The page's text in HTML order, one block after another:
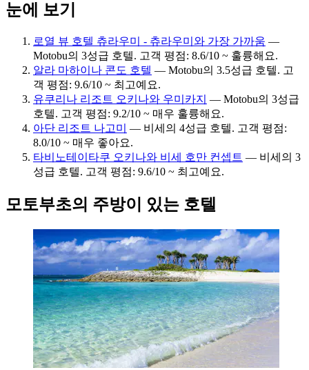
눈에 보기
로열 뷰 호텔 츄라우미 - 츄라우미와 가장 가까움 —
Motobu의 3성급 호텔. 고객 평점: 8.6/10 ~ 훌륭해요.
알라 마하이나 콘도 호텔 — Motobu의 3.5성급 호텔. 고
객 평점: 9.6/10 ~ 최고예요.
유쿠리나 리조트 오키나와 우미카지 — Motobu의 3성급
호텔. 고객 평점: 9.2/10 ~ 매우 훌륭해요.
아단 리조트 나고미
— 비세의 4성급 호텔. 고객 평점:
8.0/10 ~ 매우 좋아요.
타비노테이타쿠 오키나와 비세 호만 컨셉트 — 비세의 3
성급 호텔. 고객 평점: 9.6/10 ~ 최고예요.
모토부초의 주방이 있는 호텔